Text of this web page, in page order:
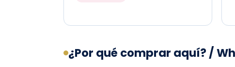
¿Por qué comprar aquí? /